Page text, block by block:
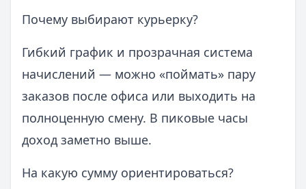
Почему выбирают курьерку?
Гибкий график и прозрачная система
начислений — можно «поймать» пару
заказов после офиса или выходить на
полноценную смену. В пиковые часы
доход заметно выше.
На какую сумму ориентироваться?